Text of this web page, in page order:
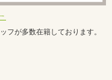
フが多数在籍しております。